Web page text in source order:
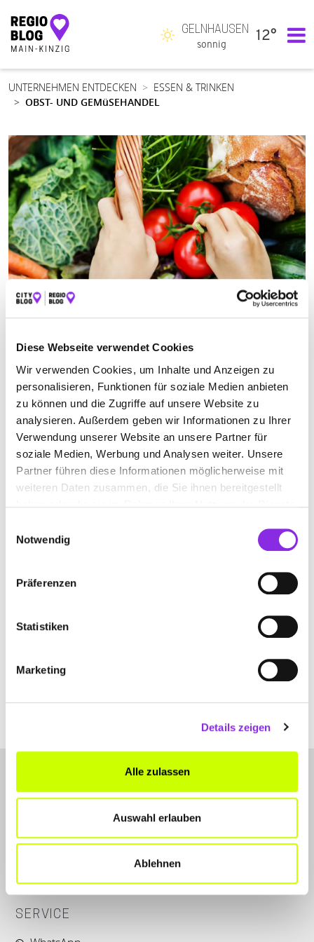
Diese Webseite verwendet Cookies
Wir verwenden Cookies, um Inhalte und Anzeigen zu
personalisieren, Funktionen für soziale Medien anbieten
zu können und die Zugriffe auf unsere Website zu
analysieren. Außerdem geben wir Informationen zu Ihrer
Verwendung unserer Website an unsere Partner für
soziale Medien, Werbung und Analysen weiter. Unsere
Partner führen diese Informationen möglicherweise mit
weiteren Daten zusammen, die Sie ihnen bereitgestellt
Notwendig
Präferenzen
Statistiken
Marketing
Details zeigen
Alle zulassen
Auswahl erlauben
Ablehnen
Hauptnavigation
GELNHAUSEN
sonnig
12°
UNTERNEHMEN ENTDECKEN
ESSEN & TRINKEN
OBST- UND GEMüSEHANDEL
OBST- UND GEMÜSEHANDEL
Jetzt geöffnet
Suchen nach
Finden
Untertor 9
+4960531643
ulis-weindepot.de
SERVICE